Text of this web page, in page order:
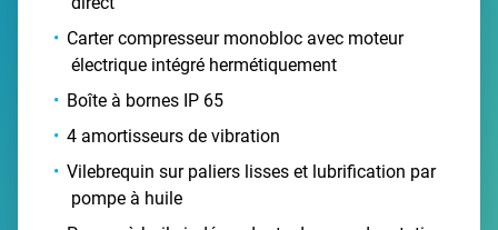
Carter compresseur monobloc avec moteur
électrique intégré hermétiquement
Boîte à bornes IP 65
4 amortisseurs de vibration
Vilebrequin sur paliers lisses et lubrification par
pompe à huile